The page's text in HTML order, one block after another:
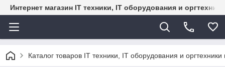
Интернет магазин IT техники, IT оборудования и
Каталог товаров IT техники, IT оборудования и